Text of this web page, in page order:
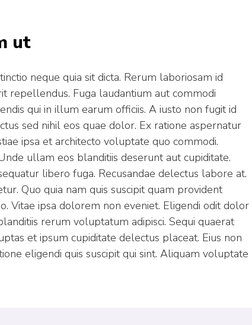
ut
neque quia sit dicta. Rerum laboriosam id
Fuga laudantium aut commodi
qui in illum earum officiis. A iusto non fugit id
sed nihil eos quae dolor. Ex ratione aspernatur
ipsa et architecto voluptate quo commodi.
ullam eos blanditiis deserunt aut cupiditate.
libero fuga. Recusandae delectus labore at.
Quo quia nam quis suscipit quam provident
Vitae ipsa dolorem non eveniet. Eligendi odit dolor
rerum voluptatum adipisci. Sequi quaerat
et ipsum cupiditate delectus placeat. Eius non
eligendi quis suscipit qui sint. Aliquam voluptate